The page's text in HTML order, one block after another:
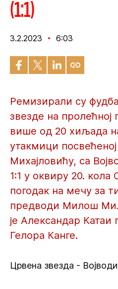
(1:1)
3.2.2023 6:03
Ремизирали су
звезде на
више од 20 хиљада
утакмици
Михајловићу, са
1:1 у оквиру 20. кола
погодак на мечу за
предводи Милош
је Александар
Гелора Канге.
Црвена звезда -